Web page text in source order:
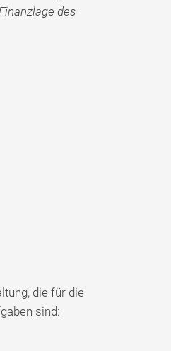
des
die für die
sind: